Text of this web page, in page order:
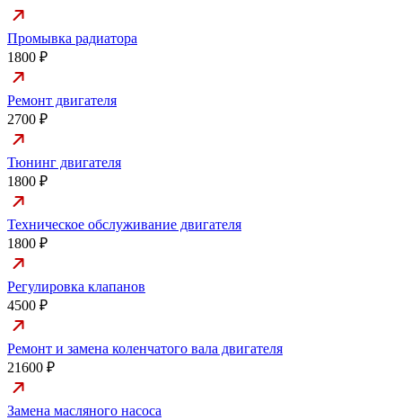
Промывка радиатора
1800 ₽
Ремонт двигателя
2700 ₽
Тюнинг двигателя
1800 ₽
Техническое обслуживание двигателя
1800 ₽
Регулировка клапанов
4500 ₽
Ремонт и замена коленчатого вала двигателя
21600 ₽
Замена масляного насоса